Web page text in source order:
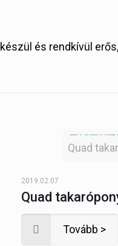
és rendkívül
Quad
2019.02.07
Quad
Tovább >